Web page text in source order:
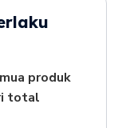
produk
total